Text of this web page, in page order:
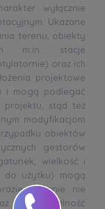
wyłącznie
Ukazane
terenu, obiekty
m.in. stacje
oraz ich
projektowe
i mogą podlegać
projektu, stąd też
modyfikacjom
obiektów
gestorów
wielkość i
do użytku) mogą
Zmianie nie
funkcjonalność